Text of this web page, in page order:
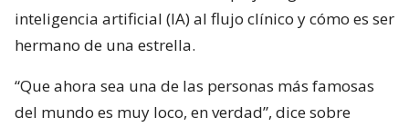
inteligencia artificial (IA) al flujo clínico y cómo es ser
hermano de una estrella.
“Que ahora sea una de las personas más famosas
del mundo es muy loco, en verdad”, dice sobre